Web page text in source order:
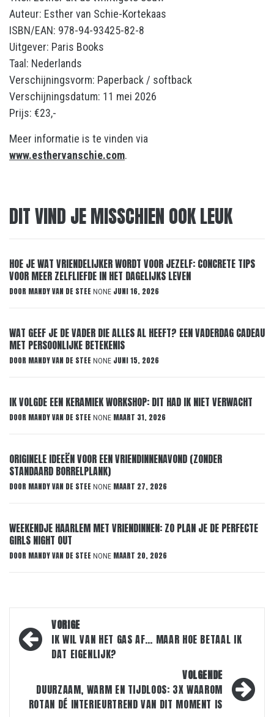
Auteur: Esther van Schie-Kortekaas
ISBN/EAN: 978-94-93425-82-8
Uitgever: Paris Books
Taal: Nederlands
Verschijningsvorm: Paperback / softback
Verschijningsdatum: 11 mei 2026
Prijs: €23,-
Meer informatie is te vinden via
www.esthervanschie.com.
DIT VIND JE MISSCHIEN OOK LEUK
HOE JE WAT VRIENDELIJKER WORDT VOOR JEZELF: CONCRETE TIPS
VOOR MEER ZELFLIEFDE IN HET DAGELIJKS LEVEN
DOOR MANDY VAN DE STEE NONE JUNI 16, 2026
WAT GEEF JE DE VADER DIE ALLES AL HEEFT? EEN VADERDAG CADEAU
MET PERSOONLIJKE BETEKENIS
DOOR MANDY VAN DE STEE NONE JUNI 15, 2026
IK VOLGDE EEN KERAMIEK WORKSHOP: DIT HAD IK NIET VERWACHT
DOOR MANDY VAN DE STEE NONE MAART 31, 2026
ORIGINELE IDEEËN VOOR EEN VRIENDINNENAVOND (ZONDER
STANDAARD BORRELPLANK)
DOOR MANDY VAN DE STEE NONE MAART 27, 2026
WEEKENDJE HAARLEM MET VRIENDINNEN: ZO PLAN JE DE PERFECTE
GIRLS NIGHT OUT
DOOR MANDY VAN DE STEE NONE MAART 20, 2026
Bericht
navigatie
VORIGE
IK WIL VAN HET GAS AF… MAAR HOE BETAAL IK
DAT EIGENLIJK?
VOLGENDE
DUURZAAM, WARM EN TIJDLOOS: 3X WAAROM
ROTAN DÉ INTERIEURTREND VAN DIT MOMENT IS